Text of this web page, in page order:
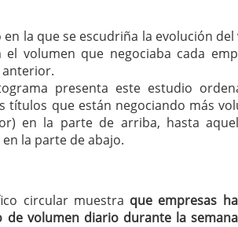
la que se escudriña la evolución
el volumen que negociaba cada
presenta este estudio
títulos que están negociando más
en la parte de arriba, hasta
la parte de abajo.
circular muestra que empresas
de volumen diario durante la